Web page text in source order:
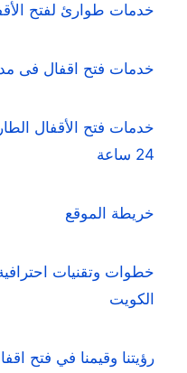
خدمات طوارئ لفتح
خدمات فتح اقفال فى
خدمات فتح الأقفال
24 ساعة
خريطة الموقع
خطوات وتقنيات
الكويت
رؤيتنا وقيمنا في فتح